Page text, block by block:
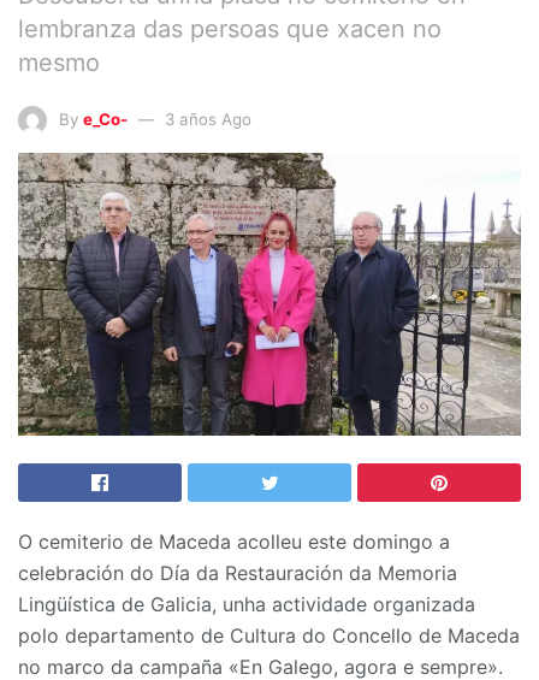
lembranza das persoas que xacen no
mesmo
By e_Co- 3 años Ago
O cemiterio de Maceda acolleu este domingo a
celebración do Día da Restauración da Memoria
Lingüística de Galicia, unha actividade organizada
polo departamento de Cultura do Concello de Maceda
no marco da campaña «En Galego, agora e sempre».